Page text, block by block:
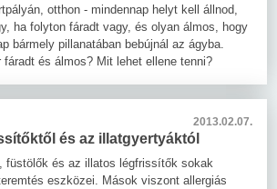
otthon - mindennap helyt kell állnod,
ha folyton fáradt vagy, és olyan álmos, hogy
bármely pillanatában bebújnál az ágyba.
fáradt és álmos? Mit lehet ellene tenni?
2013.02.07.
és az illatgyertyáktól
füstölők és az illatos légfrissítők sokak
eszközei. Mások viszont allergiás